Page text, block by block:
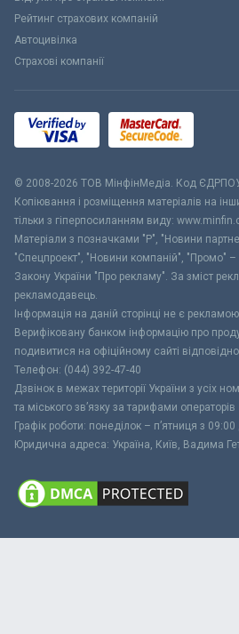
Рейтинг страхових компаній
Автоцивілка
Страхові компанії
© 2008-2026 ТОВ МiнфiнМедiа. Код
Копіювання і розміщення матеріалів на
тільки з гіперпосиланням виду:
Матеріали з позначками "Р", "Новини
"Спецпроект", "Новини компаній", "Промо" –
Закону України "Про рекламу". За зміст
рекламодавець.
Інформація на даній сторінці не є
Верифіковану банком інформацію про
подивитися на офіційному сайті
Телефон: (044) 392-47-40
Дзвінок в межах території України з усіх
та міського зв’язку за тарифами операторів
Графік роботи: понеділок – п’ятниця з
Юридична адреса: Україна, Київ, Вадима